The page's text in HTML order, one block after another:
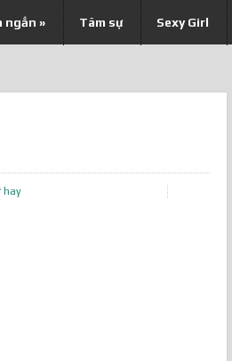
ngắn » Tâm sự Sexy Girl
hay